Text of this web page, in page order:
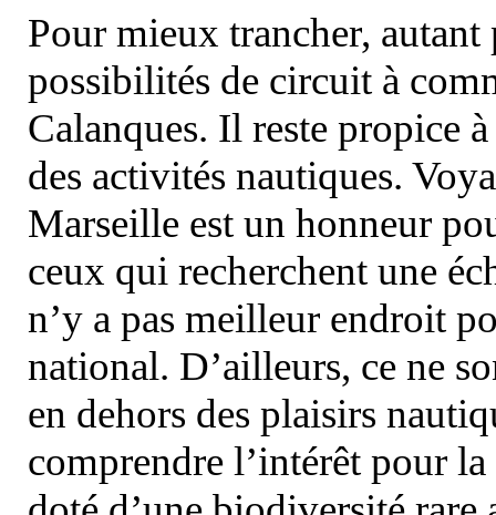
Pour mieux trancher, autant
possibilités de circuit à
Calanques. Il reste propice
des activités nautiques.
Marseille est un honneur
ceux qui recherchent une
n’y a pas meilleur endroit
national. D’ailleurs, ce ne
en dehors des plaisirs
comprendre l’intérêt pour